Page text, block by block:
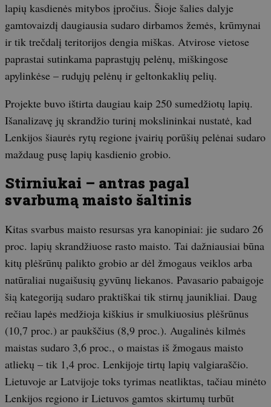
lapių kasdienės mitybos įpročius. Šioje šalies dalyje
gamtovaizdį daugiausia sudaro dirbamos žemės, krūmynai
ir tik trečdalį teritorijos dengia miškas. Atvirose vietose
paprastai sutinkama paprastųjų pelėnų, miškingose
apylinkėse – rudųjų pelėnų ir geltonkaklių pelių.
Projekte buvo ištirta daugiau kaip 250 sumedžiotų lapių.
Išanalizavę jų skrandžio turinį mokslininkai nustatė, kad
Lenkijos šiaurės rytų regione įvairių porūšių pelėnai sudaro
maždaug pusę lapių kasdienio grobio.
Stirniukai – antras pagal
svarbumą maisto šaltinis
Kitas svarbus maisto resursas yra kanopiniai: jie sudaro 26
proc. lapių skrandžiuose rasto maisto. Tai dažniausiai būna
kitų plėšrūnų palikto grobio ar dėl žmogaus veiklos arba
natūraliai nugaišusių gyvūnų liekanos. Pavasario pabaigoje
šią kategoriją sudaro praktiškai tik stirnų jaunikliai. Daug
rečiau lapės medžioja kiškius ir smulkiuosius plėšrūnus
(10,7 proc.) ar paukščius (8,9 proc.). Augalinės kilmės
maistas sudaro 3,6 proc., o maistas iš žmogaus maisto
atliekų – tik 1,4 proc. Lenkijoje tirtų lapių valgiaraščio.
Lietuvoje ar Latvijoje toks tyrimas neatliktas, tačiau minėto
Lenkijos regiono ir Lietuvos gamtos skirtumų turbūt